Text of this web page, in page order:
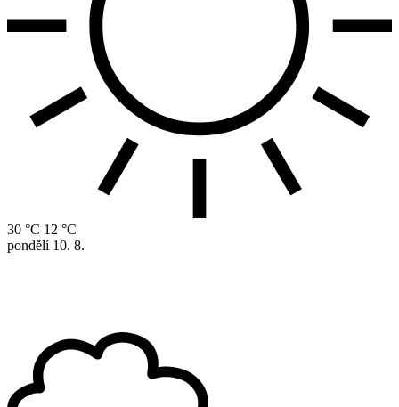
30 °C 12 °C
pondělí 10. 8.